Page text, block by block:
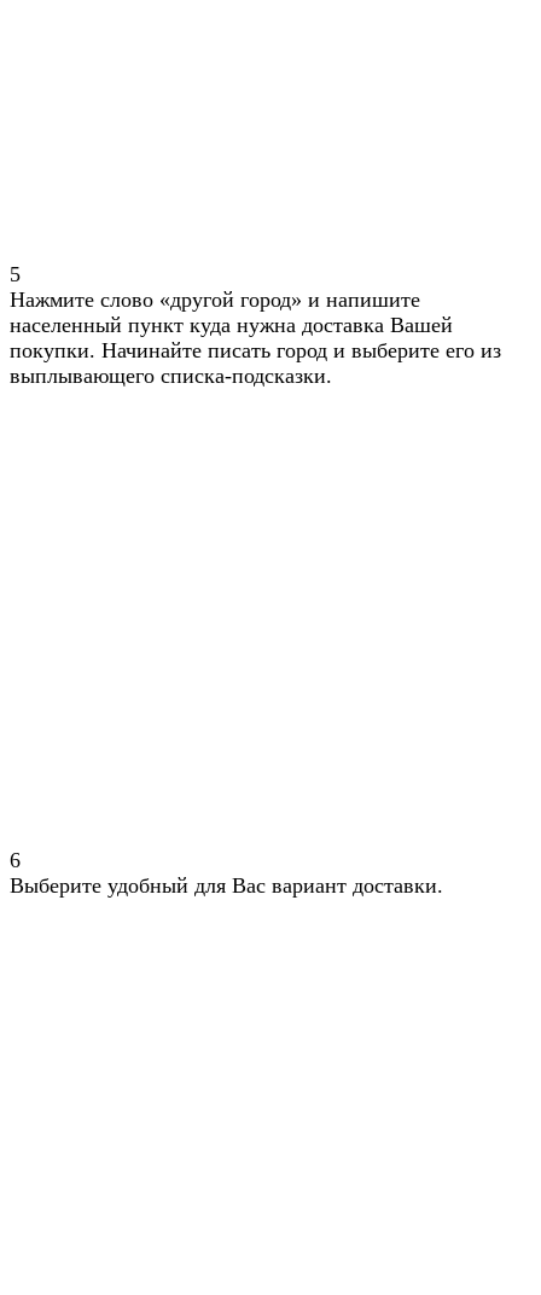
5
Нажмите слово «другой город» и напишите
населенный пункт куда нужна доставка Вашей
покупки. Начинайте писать город и выберите его из
выплывающего списка-подсказки.
6
Выберите удобный для Вас вариант доставки.